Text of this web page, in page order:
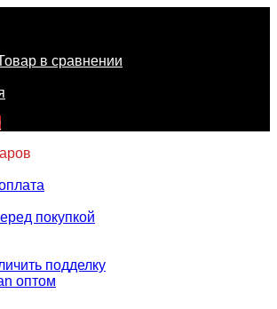
в сравнении
покупкой
подделку
оптом